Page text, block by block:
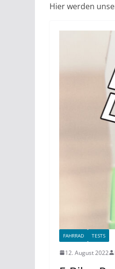
Hier werden
FAHRRAD TESTS
12. August 2022